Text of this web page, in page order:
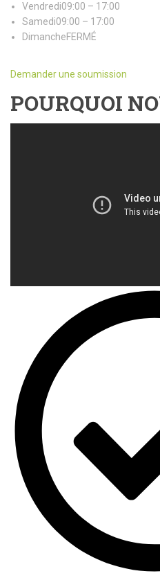
Vendredi09:00 – 17:00
Samedi09:00 – 17:00
DimancheFERMÉ
Demander une soumission
POURQUOI